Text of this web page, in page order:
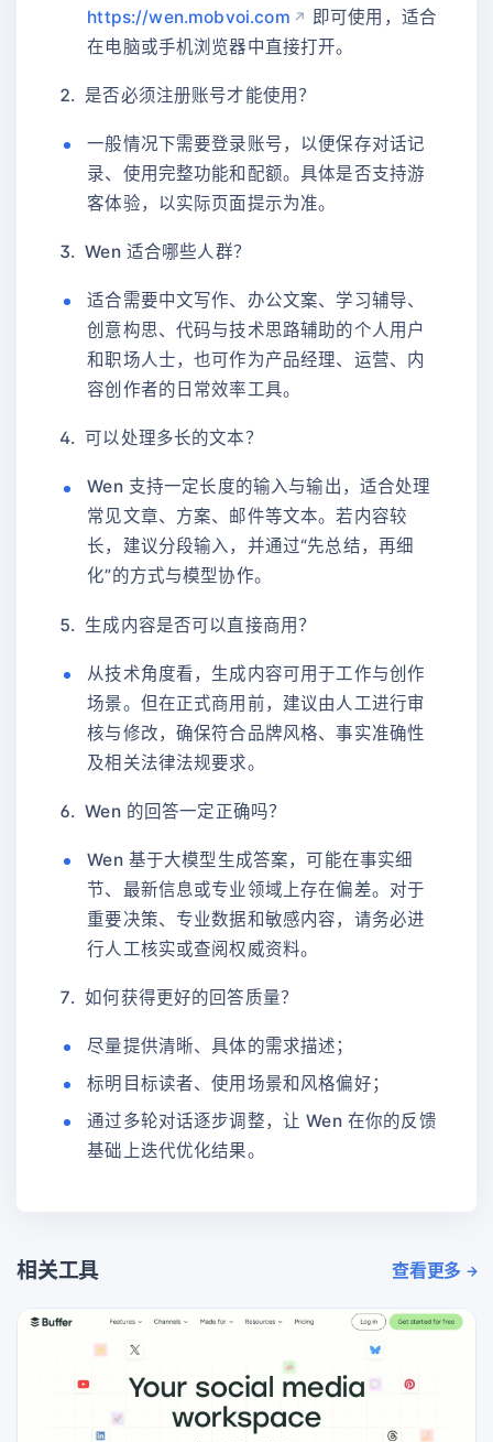
https://wen.mobvoi.com
即可使用，适合
在电脑或手机浏览器中直接打开。
是否必须注册账号才能使用？
一般情况下需要登录账号，以便保存对话记
录、使用完整功能和配额。具体是否支持游
客体验，以实际页面提示为准。
Wen 适合哪些人群？
适合需要中文写作、办公文案、学习辅导、
创意构思、代码与技术思路辅助的个人用户
和职场人士，也可作为产品经理、运营、内
容创作者的日常效率工具。
可以处理多长的文本？
Wen 支持一定长度的输入与输出，适合处理
常见文章、方案、邮件等文本。若内容较
长，建议分段输入，并通过“先总结，再细
化”的方式与模型协作。
生成内容是否可以直接商用？
从技术角度看，生成内容可用于工作与创作
场景。但在正式商用前，建议由人工进行审
核与修改，确保符合品牌风格、事实准确性
及相关法律法规要求。
Wen 的回答一定正确吗？
Wen 基于大模型生成答案，可能在事实细
节、最新信息或专业领域上存在偏差。对于
重要决策、专业数据和敏感内容，请务必进
行人工核实或查阅权威资料。
如何获得更好的回答质量？
尽量提供清晰、具体的需求描述；
标明目标读者、使用场景和风格偏好；
通过多轮对话逐步调整，让 Wen 在你的反馈
基础上迭代优化结果。
相关工具 查看更多